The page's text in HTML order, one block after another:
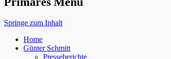
Springe zum Inhalt
Home
Günter Schmitt
Presseberichte